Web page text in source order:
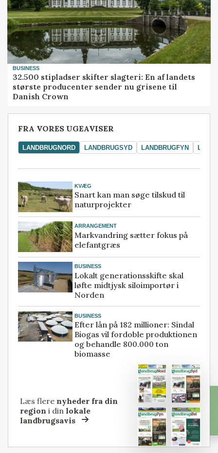
BUSINESS
32.500 stipladser skifter slagteri: En af landets
største producenter sender nu grisene til
Danish Crown
FRA VORES UGEAVISER
LANDBRUGNORD LANDBRUGSYD LANDBRUGFYN
KVÆG
Snart kan man søge tilskud til
naturprojekter
ARRANGEMENT
Markvandring sætter fokus på
elefantgræs
BUSINESS
Lokalt generationsskifte skal
løfte midtjysk siloimportør i
Norden
BUSINESS
Efter lån på 182 millioner: Sindal
Biogas vil fordoble produktionen
og behandle 800.000 ton
biomasse
Læs flere nyheder fra din
region i dinlokale
landbrugsavis